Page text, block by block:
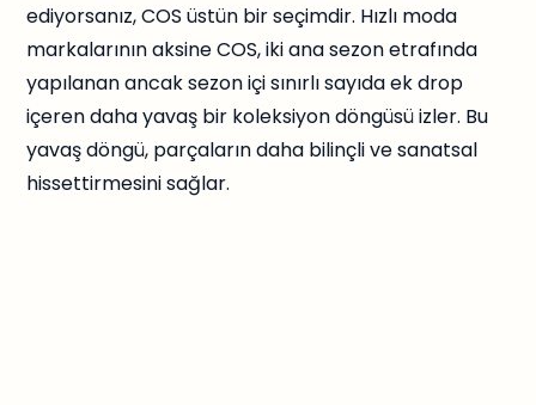
ediyorsanız, COS üstün bir seçimdir. Hızlı moda
markalarının aksine COS, iki ana sezon etrafında
yapılanan ancak sezon içi sınırlı sayıda ek drop
içeren daha yavaş bir koleksiyon döngüsü izler. Bu
yavaş döngü, parçaların daha bilinçli ve sanatsal
hissettirmesini sağlar.